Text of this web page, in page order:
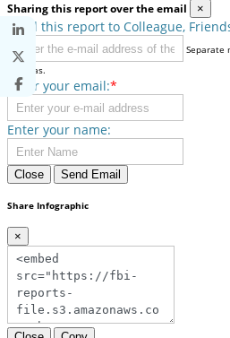
Sharing this report over the email ×
Send this report to Colleague,
Separate
commas.
Enter your email:*
Enter your name:
Close Send Email
Share Infographic
×